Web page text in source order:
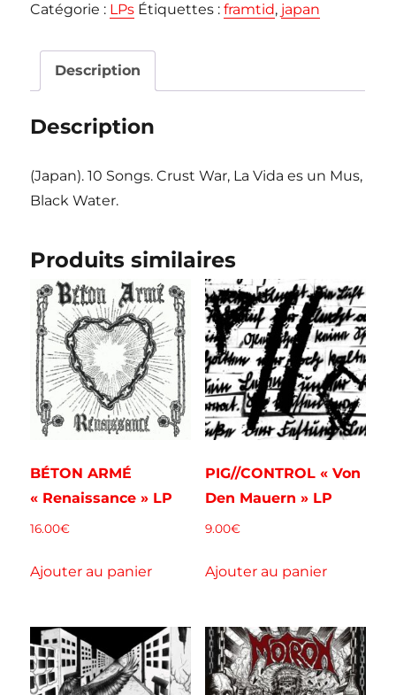
"Defeat
Civilisation"
LP
Catégorie : LPs Étiquettes :framtid, japan
Description
Description
(Japan). 10 Songs. Crust War, La Vida es un Mus,
Black Water.
Produits similaires
BÉTON ARMÉ
« Renaissance » LP
16.00€
Ajouter au panier
PIG//CONTROL « Von
Den Mauern » LP
9.00€
Ajouter au panier